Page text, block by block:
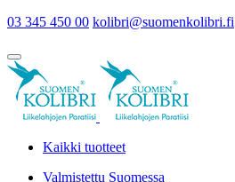
03 345 450 00 kolibri@suomenkolibri.fi
Kaikki tuotteet
Valmistettu Suomessa